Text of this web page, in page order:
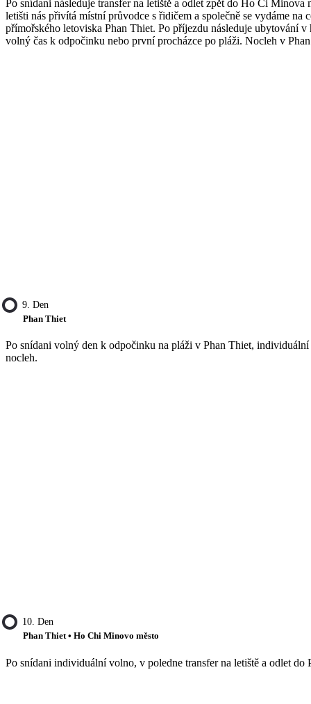
Po snídani následuje transfer na letiště a odlet zpět do Ho Či Minova
letišti nás přivítá místní průvodce s řidičem a společně se vydáme na
přímořského letoviska Phan Thiet. Po příjezdu následuje ubytování v
volný čas k odpočinku nebo první procházce po pláži. Nocleh v
9. Den
Phan Thiet
Po snídani volný den k odpočinku na pláži v Phan Thiet, individuální
nocleh.
10. Den
Phan Thiet • Ho Chi Minovo město
Po snídani individuální volno, v poledne transfer na letiště a odlet do